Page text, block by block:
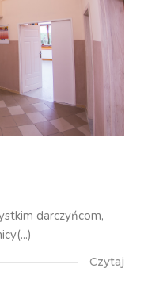
darczyńcom,
Czytaj